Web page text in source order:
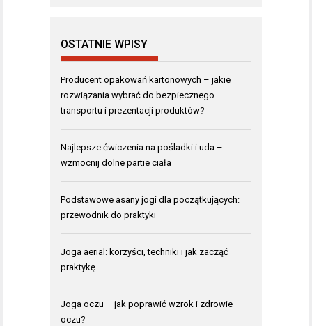
OSTATNIE WPISY
Producent opakowań kartonowych – jakie
rozwiązania wybrać do bezpiecznego
transportu i prezentacji produktów?
Najlepsze ćwiczenia na pośladki i uda –
wzmocnij dolne partie ciała
Podstawowe asany jogi dla początkujących:
przewodnik do praktyki
Joga aerial: korzyści, techniki i jak zacząć
praktykę
Joga oczu – jak poprawić wzrok i zdrowie
oczu?